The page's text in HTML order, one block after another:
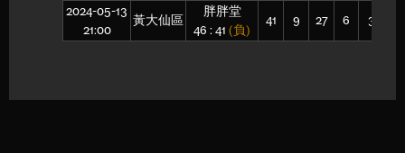
2024-05-13
21:00
黃大仙區
胖胖堂
46 : 41 (負)
41 9 27 6 3